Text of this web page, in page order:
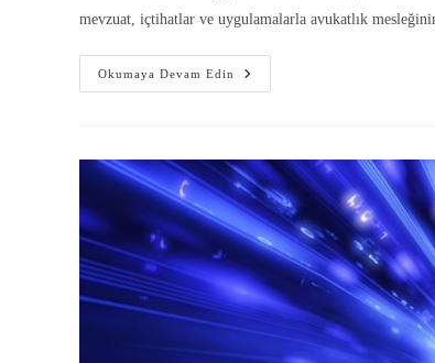
mevzuat, içtihatlar ve uygulamalarla avukatlık
Okumaya Devam Edin